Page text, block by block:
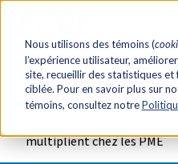
Nous utilisons des témoins (
l’expérience utilisateur,
site, recueillir des statistiques et
ciblée. Pour en savoir plus sur
témoins, consultez notre
Accueil
Salle de presse
Baromètre des affairesMD
multiplient chez les PME